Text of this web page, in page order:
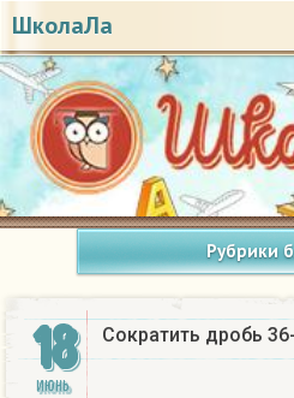
ШколаЛа
Рубрики
18
ИЮНЬ
Сократить дробь